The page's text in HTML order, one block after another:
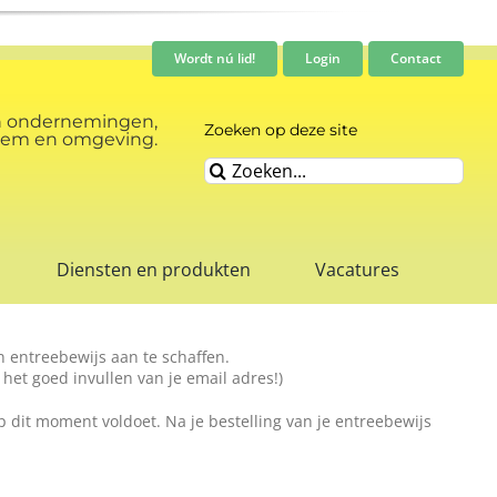
Wordt nú lid! Login Contact
ondernemingen,
en omgeving.
Zoeken op deze site
Zoeken
naar:
Diensten en produkten Vacatures
entreebewijs aan te schaffen.
goed invullen van je email adres!)
dit moment voldoet. Na je bestelling van je entreebewijs